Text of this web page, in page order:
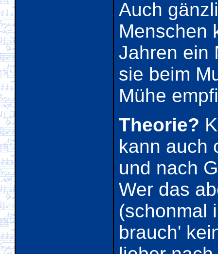
Auch
Menschen
Jahren ein
sie beim
Mühe
Theorie?
kann auch
und nach
Wer das
(schonmal
brauch'